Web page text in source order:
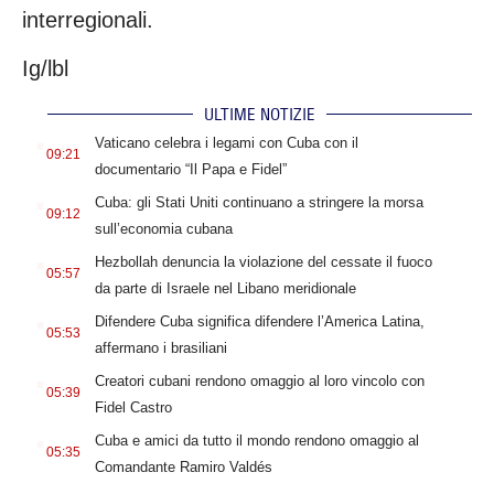
interregionali.
Ig/lbl
ULTIME NOTIZIE
09:21
Vaticano celebra i legami con Cuba con il
documentario “Il Papa e Fidel”
09:12
Cuba: gli Stati Uniti continuano a stringere la morsa
sull’economia cubana
05:57
Hezbollah denuncia la violazione del cessate il fuoco
da parte di Israele nel Libano meridionale
05:53
Difendere Cuba significa difendere l’America Latina,
affermano i brasiliani
05:39
Creatori cubani rendono omaggio al loro vincolo con
Fidel Castro
05:35
Cuba e amici da tutto il mondo rendono omaggio al
Comandante Ramiro Valdés